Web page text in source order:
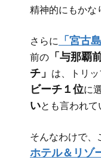
精神的にもかな
さらに 「宮古
前の 「与那覇
チ」
は、トリ
ビーチ１位に
いとも言われて
そんなわけで、
ホテル＆リゾ